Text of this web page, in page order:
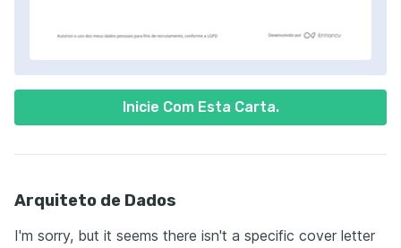
Inicie Com Esta Carta.
Arquiteto de Dados
I'm sorry, but it seems there isn't a specific cover letter